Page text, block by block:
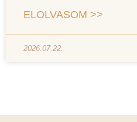
ELOLVASOM >>
2026.07.22.